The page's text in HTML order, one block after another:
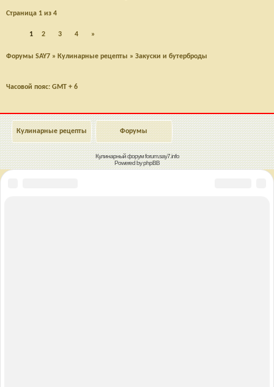
Страница 1 из 4
1 2 3 4 »
Форумы SAY7 » Кулинарные рецепты » Закуски и бутерброды
Часовой пояс: GMT + 6
Кулинарные рецепты Форумы
Кулинарный форумforum.say7.info
Powered byphpBB